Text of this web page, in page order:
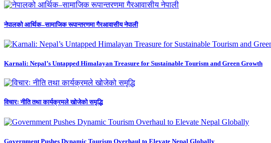
नेपालको आर्थिक–सामाजिक रूपान्तरणमा गैरआवासीय नेपाली
Karnali: Nepal’s Untapped Himalayan Treasure for Sustainable Tourism and Green Growth
विचारः नीति तथा कार्यक्रमले खोजेको समृद्धि
Government Pushes Dynamic Tourism Overhaul to Elevate Nepal Globally